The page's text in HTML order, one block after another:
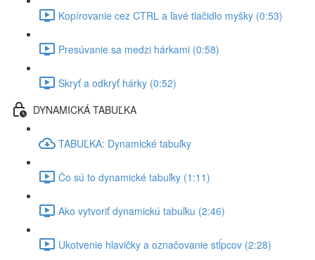
Kopírovanie cez CTRL a ľavé tlačidlo myšky (0:53)
Presúvanie sa medzi hárkami (0:58)
Skryť a odkryť hárky (0:52)
DYNAMICKÁ TABUĽKA
TABUĽKA: Dynamické tabuľky
Čo sú to dynamické tabuľky (1:11)
Ako vytvoriť dynamickú tabuľku (2:46)
Ukotvenie hlavičky a označovanie stĺpcov (2:28)